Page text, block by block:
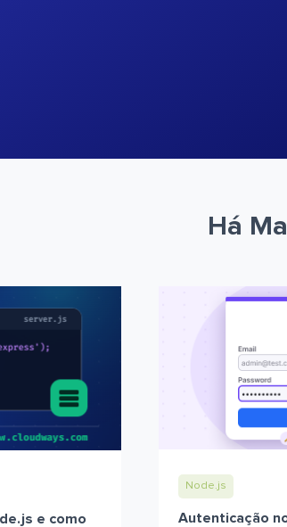
Há
e como
Node.js
Autenticação